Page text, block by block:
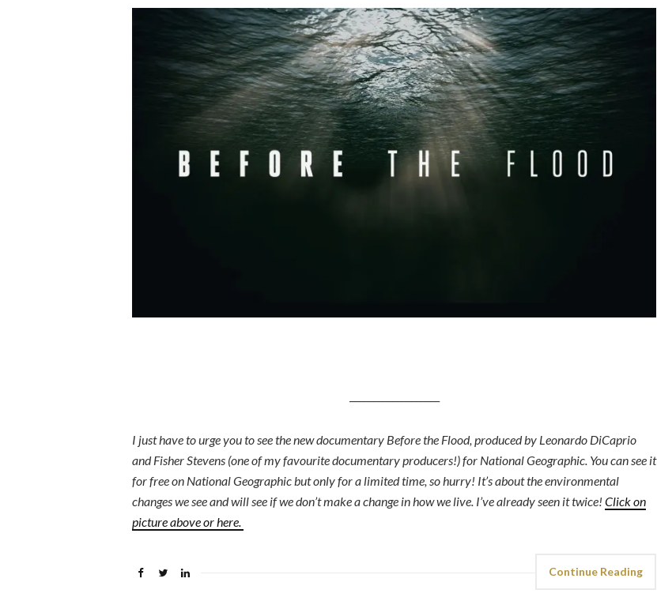
I just have to urge you to see the new documentary Before the Flood, produced by Leonardo DiCaprio
and Fisher Stevens (one of my favourite documentary producers!) for National Geographic. You can see it
for free on National Geographic but only for a limited time, so hurry! It’s about the environmental
changes we see and will see if we don’t make a change in how we live. I’ve already seen it twice! Click on
picture above or here.
Continue Reading